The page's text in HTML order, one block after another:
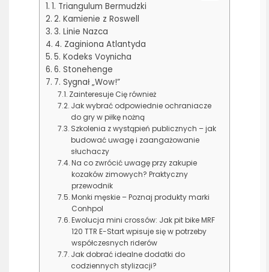
1. Triangulum Bermudzki
2. Kamienie z Roswell
3. Linie Nazca
4. Zaginiona Atlantyda
5. Kodeks Voynicha
6. Stonehenge
7. Sygnał „Wow!”
Zainteresuje Cię również
Jak wybrać odpowiednie ochraniacze
do gry w piłkę nożną
Szkolenia z wystąpień publicznych – jak
budować uwagę i zaangażowanie
słuchaczy
Na co zwrócić uwagę przy zakupie
kozaków zimowych? Praktyczny
przewodnik
Monki męskie – Poznaj produkty marki
Conhpol
Ewolucja mini crossów: Jak pit bike MRF
120 TTR E-Start wpisuje się w potrzeby
współczesnych riderów
Jak dobrać idealne dodatki do
codziennych stylizacji?